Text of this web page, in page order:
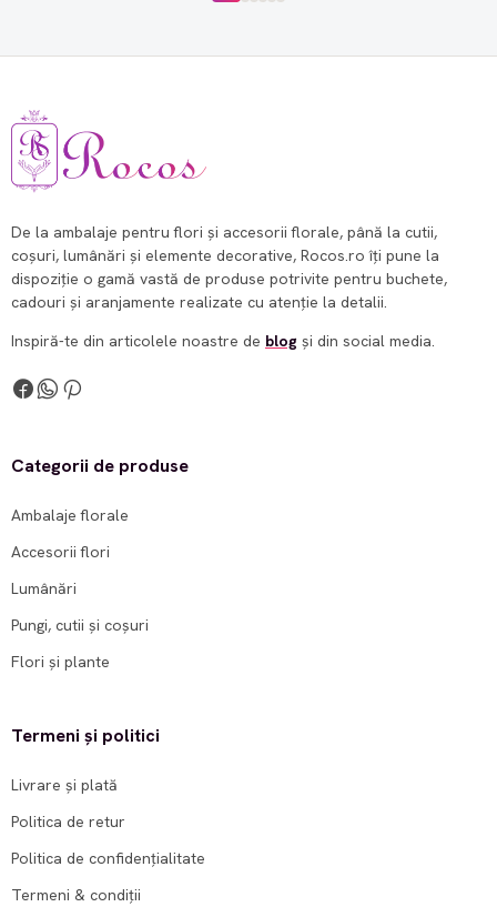
De la ambalaje pentru flori și accesorii florale, până la cutii,
coșuri, lumânări și elemente decorative, Rocos.ro îți pune la
dispoziție o gamă vastă de produse potrivite pentru buchete,
cadouri și aranjamente realizate cu atenție la detalii.
Inspiră-te din articolele noastre de blog și din social media.
Categorii de produse
Ambalaje florale
Accesorii flori
Lumânări
Pungi, cutii și coșuri
Flori și plante
Termeni și politici
Livrare și plată
Politica de retur
Politica de confidențialitate
Termeni & condiții